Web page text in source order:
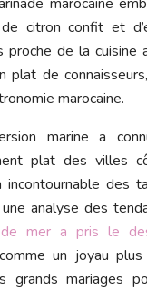
de citron confit et
de la cuisine
plat de
marocaine.
marine a
plat des villes
incontournable des
analyse des
mer a pris le
un joyau
grands mariages